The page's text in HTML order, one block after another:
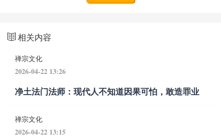
相关内容
禅宗文化
2026-04-22 13:26
净土法门法师：现代人不知道因果可怕，敢造罪业
禅宗文化
2026-04-22 13:15